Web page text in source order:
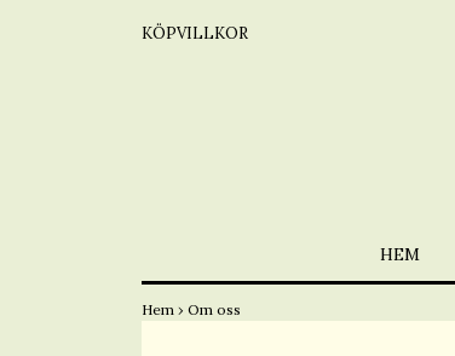
KÖPVILLKOR
HEM
Hem › Om oss